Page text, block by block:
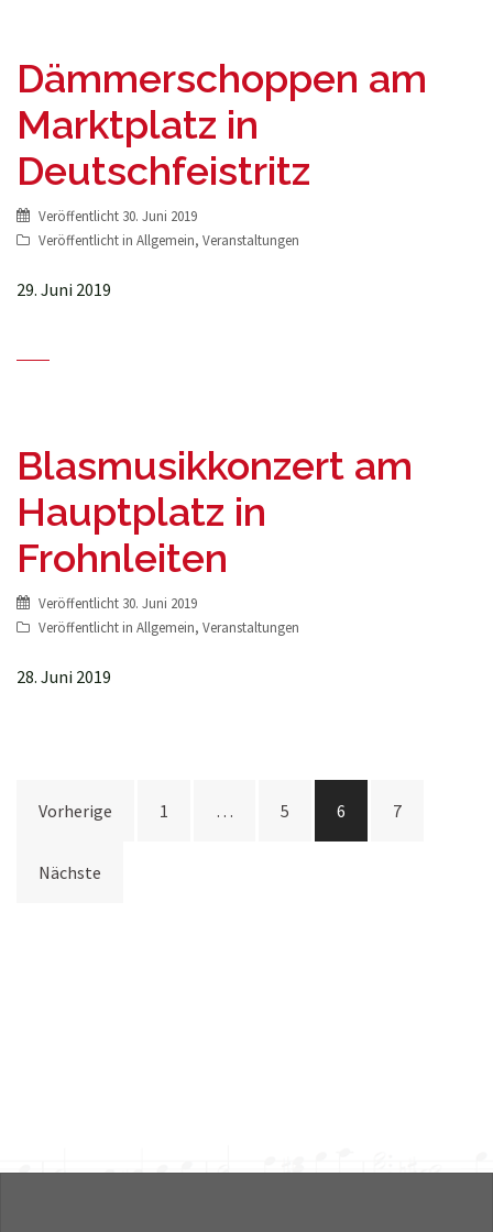
Dämmerschoppen am
Marktplatz in
Deutschfeistritz
Veröffentlicht 30. Juni 2019
Veröffentlicht in Allgemein, Veranstaltungen
29. Juni 2019
Blasmusikkonzert am
Hauptplatz in
Frohnleiten
Veröffentlicht 30. Juni 2019
Veröffentlicht in Allgemein, Veranstaltungen
28. Juni 2019
der
Beiträge
Vorherige 1 … 5 6 7
Nächste